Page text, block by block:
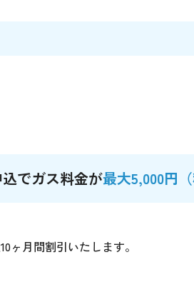
込でガス料金が最大5,000円（
ヶ月間割引いたします。